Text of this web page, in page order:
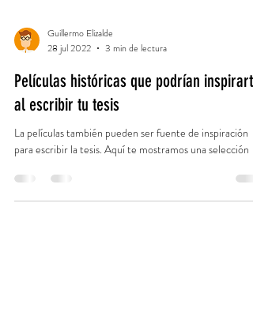
Guillermo Elizalde
28 jul 2022
3 min de lectura
Películas históricas que podrían inspirarte
al escribir tu tesis
La películas también pueden ser fuente de inspiración